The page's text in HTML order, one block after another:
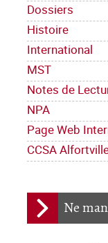
Dossiers
Histoire
International
MST
Notes de
NPA
Page Web
CCSA
Ne